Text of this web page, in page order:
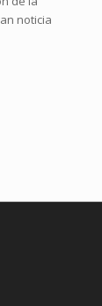
noticia